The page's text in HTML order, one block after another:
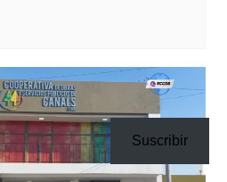
Suscribir